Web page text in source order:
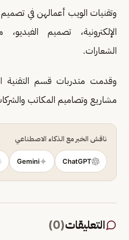
وتقنيات الويب أعمالهن في
الإلكترونية، تصميم
الشعارات.
وقدمت متدربات قسم التقنية
مشاريع وتصاميم المكاتب
ناقش الخبر مع الذكاء الاصطناعي
ChatGPT
Gemini
التعليقات(
0
)